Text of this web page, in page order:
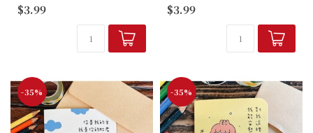
下。
For sin shall not have
$3.99
好像有強光注入你裏面，使你
$3.99
-35% -35%